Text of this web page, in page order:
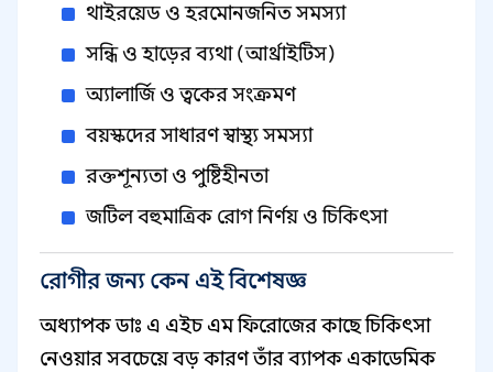
থাইরয়েড ও হরমোনজনিত সমস্যা
সন্ধি ও হাড়ের ব্যথা (আর্থ্রাইটিস)
অ্যালার্জি ও ত্বকের সংক্রমণ
বয়স্কদের সাধারণ স্বাস্থ্য সমস্যা
রক্তশূন্যতা ও পুষ্টিহীনতা
জটিল বহুমাত্রিক রোগ নির্ণয় ও চিকিৎসা
রোগীর জন্য কেন এই বিশেষজ্ঞ
অধ্যাপক ডাঃ এ এইচ এম ফিরোজের কাছে চিকিৎসা
নেওয়ার সবচেয়ে বড় কারণ তাঁর ব্যাপক একাডেমিক